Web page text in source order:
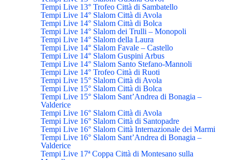
Tempi Live 13° Trofeo Città di Sambatello
Tempi Live 14° Slalom Città di Avola
Tempi Live 14° Slalom Città di Bolca
Tempi Live 14° Slalom dei Trulli – Monopoli
Tempi Live 14° Slalom della Laura
Tempi Live 14° Slalom Favale – Castello
Tempi Live 14° Slalom Guspini Arbus
Tempi Live 14° Slalom Santo Stefano-Mannoli
Tempi Live 14° Trofeo Città di Ruoti
Tempi Live 15° Slalom Città di Avola
Tempi Live 15° Slalom Città di Bolca
Tempi Live 15° Slalom Sant’Andrea di Bonagia –
Valderice
Tempi Live 16° Slalom Città di Avola
Tempi Live 16° Slalom Città di Santopadre
Tempi Live 16° Slalom Città Internazionale dei Marmi
Tempi Live 16° Slalom Sant’Andrea di Bonagia –
Valderice
Tempi Live 17ª Coppa Città di Montesano sulla